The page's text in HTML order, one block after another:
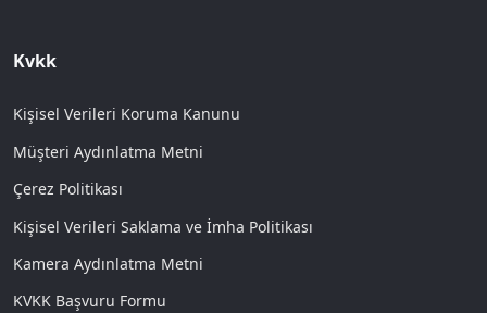
Kvkk
Kişisel Verileri Koruma Kanunu
Müşteri Aydınlatma Metni
Çerez Politikası
Kişisel Verileri Saklama ve İmha Politikası
Kamera Aydınlatma Metni
KVKK Başvuru Formu